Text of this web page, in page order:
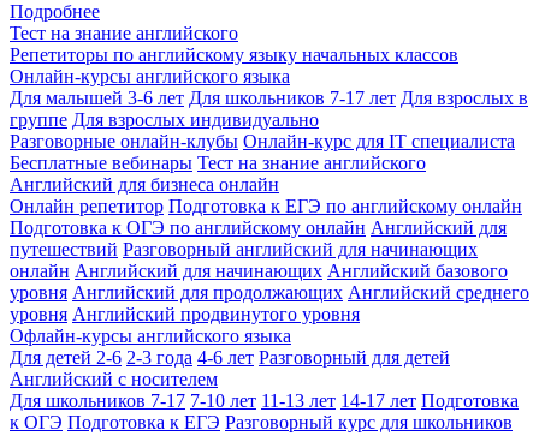
Подробнее
Тест на знание английского
Репетиторы по английскому языку начальных классов
Онлайн-курсы английского языка
Для малышей 3-6 лет Для школьников 7-17 лет Для взрослых в
группе Для взрослых индивидуально
Разговорные онлайн-клубы Онлайн-курс для IT специалиста
Бесплатные вебинары Тест на знание английского
Английский для бизнеса онлайн
Онлайн репетитор Подготовка к ЕГЭ по английскому онлайн
Подготовка к ОГЭ по английскому онлайн Английский для
путешествий Разговорный английский для начинающих
онлайн Английский для начинающих Английский базового
уровня Английский для продолжающих Английский среднего
уровня Английский продвинутого уровня
Офлайн-курсы английского языка
Для детей 2-6 2-3 года 4-6 лет Разговорный для детей
Английский с носителем
Для школьников 7-17 7-10 лет 11-13 лет 14-17 лет Подготовка
к ОГЭ Подготовка к ЕГЭ Разговорный курс для школьников